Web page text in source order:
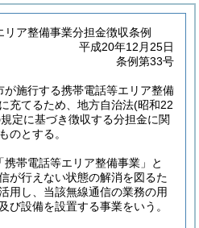
ア整備事業分担金徴収条例
平成20年12月25日
条例第33号
が施行する携帯電話等エリア整備
充てるため、地方自治法(昭和22
定に基づき徴収する分担金に関
のとする。
携帯電話等エリア整備事業」と
が行えない状態の解消を図るた
用し、当該無線通信の業務の用
び設備を設置する事業をいう。